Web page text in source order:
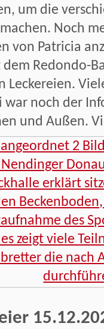
um die
Noch
von Patricia
Redondo-
Leckereien.
war noch der
und Außen.